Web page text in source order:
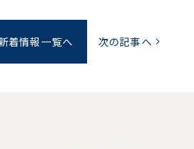
着情報一覧へ 次の記事へ chevron_right